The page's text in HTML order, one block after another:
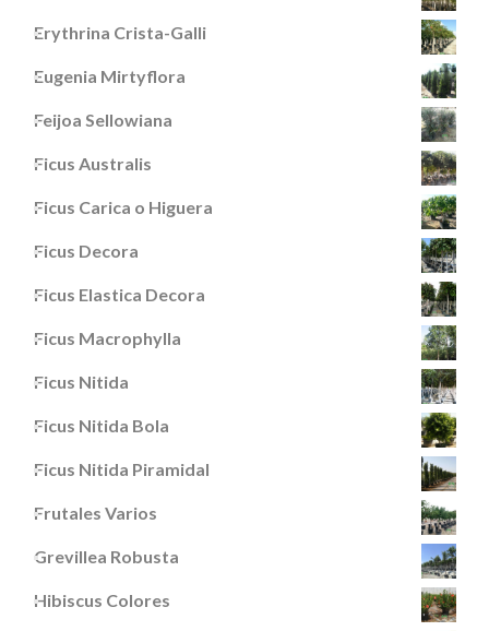
Erythrina Crista-Galli
Eugenia Mirtyflora
Feijoa Sellowiana
Ficus Australis
Ficus Carica o Higuera
Ficus Decora
Ficus Elastica Decora
Ficus Macrophylla
Ficus Nitida
Ficus Nitida Bola
Ficus Nitida Piramidal
Frutales Varios
Grevillea Robusta
Hibiscus Colores